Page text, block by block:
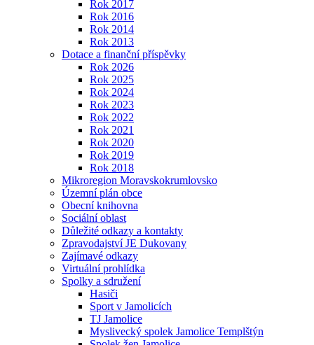
Rok 2017
Rok 2016
Rok 2014
Rok 2013
Dotace a finanční příspěvky
Rok 2026
Rok 2025
Rok 2024
Rok 2023
Rok 2022
Rok 2021
Rok 2020
Rok 2019
Rok 2018
Mikroregion Moravskokrumlovsko
Územní plán obce
Obecní knihovna
Sociální oblast
Důležité odkazy a kontakty
Zpravodajství JE Dukovany
Zajímavé odkazy
Virtuální prohlídka
Spolky a sdružení
Hasiči
Sport v Jamolicích
TJ Jamolice
Myslivecký spolek Jamolice Templštýn